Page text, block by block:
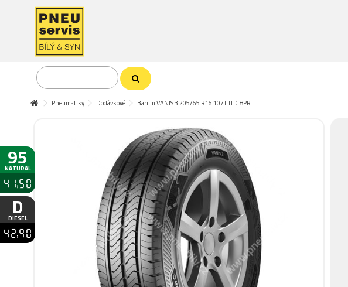
95
NATURAL
41,50
D
DIESEL
42,90
Pneumatiky Dodávkové Barum VANIS 3 205/65 R16 107T TL C 8PR